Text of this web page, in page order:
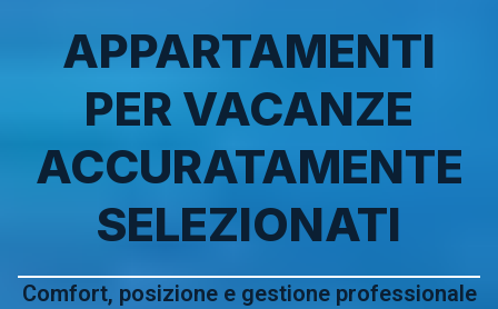
APPARTAMENTI
PER VACANZE
ACCURATAMENTE
SELEZIONATI
Comfort, posizione e gestione professionale